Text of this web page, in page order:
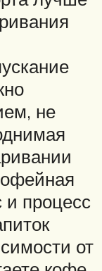
не
и процесс
от